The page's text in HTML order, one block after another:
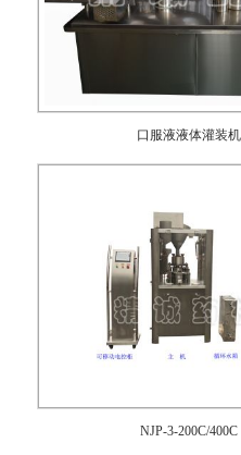
口服液液体灌装机
NJP-3-200C/400C